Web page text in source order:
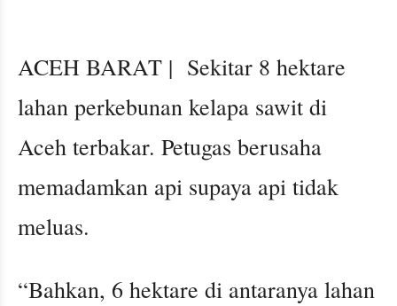
ACEH BARAT | Sekitar 8 hektare
lahan perkebunan kelapa sawit di
Aceh terbakar. Petugas berusaha
memadamkan api supaya api tidak
meluas.
“Bahkan, 6 hektare di antaranya lahan